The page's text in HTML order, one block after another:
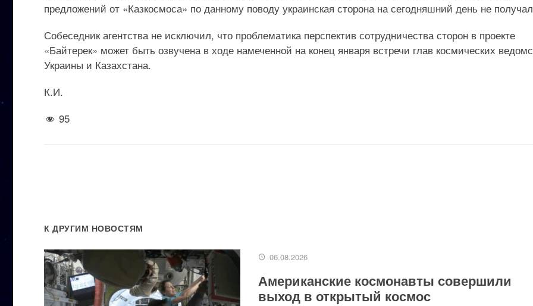
предложений от «Казкосмоса» по данному поводу украинская сторона на сегодняшний день не
Собеседник агентства не исключил, что проблематика перспектив сотрудничества сторон в проекте
«Байтерек» может быть озвучена в ходе намеченной на конец января встречи глав космических
Украины и Казахстана.
К.И.
95
К ДРУГИМ НОВОСТЯМ
06.08.2026
Американские космонавты совершили
выход в открытый космос